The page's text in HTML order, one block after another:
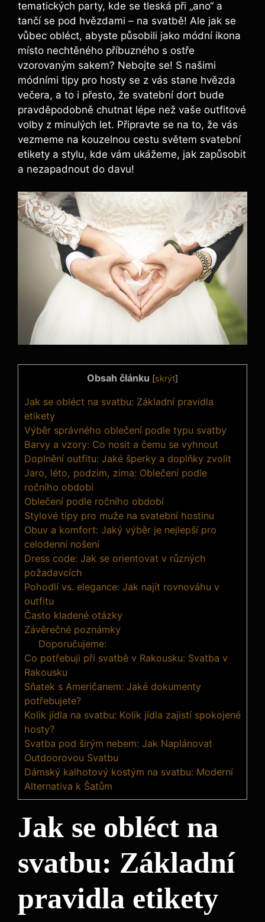
tematických party, kde se tleská při „ano“ a
tančí se pod hvězdami – na svatbě! Ale jak se
vůbec obléct, abyste působili jako módní ikona
místo nechtěného příbuzného s ostře
vzorovaným sakem? Nebojte se! S našimi
módními tipy pro hosty se z vás stane hvězda
večera, a to i přesto, že svatební dort bude
pravděpodobně chutnat lépe než vaše outfitové
volby z minulých let. Připravte se na to, že vás
vezmeme na kouzelnou cestu světem svatební
etikety a stylu, kde vám ukážeme, jak zapůsobit
a nezapadnout do davu!
Obsah článku [skrýt]
Jak se obléct na svatbu: Základní pravidla
etikety
Výběr správného oblečení podle typu svatby
Barvy a vzory: Co nosit a čemu se vyhnout
Doplnění outfitu: Jaké šperky a doplňky zvolit
Jaro, léto, podzim, zima: Oblečení podle
ročního období
Oblečení podle ročního období
Stylové tipy pro muže na svatební hostinu
Obuv a komfort: Jaký výběr je nejlepší pro
celodenní nošení
Dress code: Jak se orientovat v různých
požadavcích
Pohodlí vs. elegance: Jak najít rovnováhu v
outfitu
Často kladené otázky
Závěrečné poznámky
Doporučujeme:
Co potřebuji při svatbě v Rakousku: Svatba v
Rakousku
Sňatek s Američanem: Jaké dokumenty
potřebujete?
Kolik jídla na svatbu: Kolik jídla zajistí spokojené
hosty?
Svatba pod širým nebem: Jak Naplánovat
Outdoorovou Svatbu
Dámský kalhotový kostým na svatbu: Moderní
Alternativa k Šatům
Jak se obléct na
svatbu: Základní
pravidla etikety